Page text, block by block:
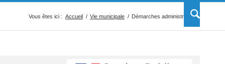
Vous êtes ici : Accueil / Vie municipale / Démarches administratives